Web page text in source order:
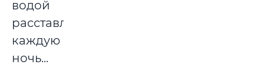
водой
расставлял
каждую
ночь...